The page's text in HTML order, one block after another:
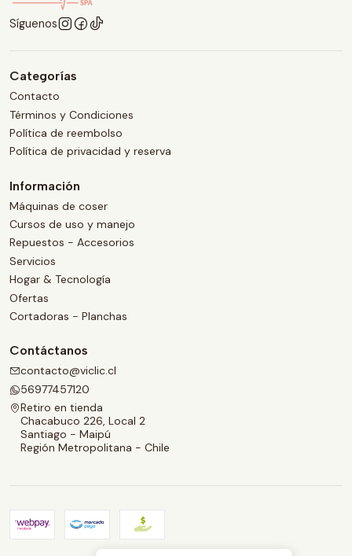
Síguenos
Categorías
Contacto
Términos y Condiciones
Política de reembolso
Política de privacidad y reserva
Información
Máquinas de coser
Cursos de uso y manejo
Repuestos - Accesorios
Servicios
Hogar & Tecnología
Ofertas
Cortadoras - Planchas
Contáctanos
contacto@viclic.cl
56977457120
Retiro en tienda
Chacabuco 226, Local 2
Santiago - Maipú
Región Metropolitana - Chile